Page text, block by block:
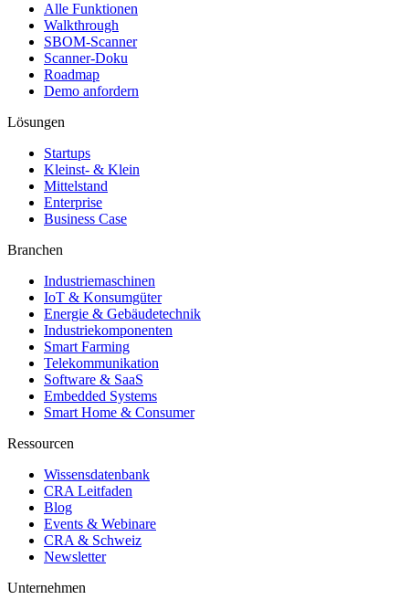
Alle Funktionen
Walkthrough
SBOM-Scanner
Scanner-Doku
Roadmap
Demo anfordern
Lösungen
Startups
Kleinst- & Klein
Mittelstand
Enterprise
Business Case
Branchen
Industriemaschinen
IoT & Konsumgüter
Energie & Gebäudetechnik
Industriekomponenten
Smart Farming
Telekommunikation
Software & SaaS
Embedded Systems
Smart Home & Consumer
Ressourcen
Wissensdatenbank
CRA Leitfaden
Blog
Events & Webinare
CRA & Schweiz
Newsletter
Unternehmen